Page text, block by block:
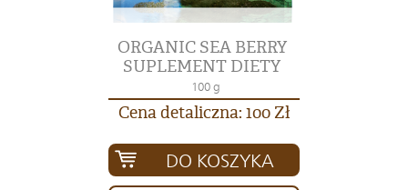
ORGANIC SEA BERRY
SUPLEMENT DIETY
100 g
Cena detaliczna: 100 Zł
DO KOSZYKA